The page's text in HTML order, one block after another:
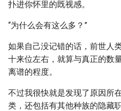
扑进你怀里的既视感。
“为什么会有这么多？”
如果自己没记错的话，前世人
十来位左右，就算与真正的数
离谱的程度。
不过我很快就是发现了原因所
类，还包括有其他种族的隐藏